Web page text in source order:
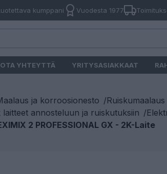
kumppani Vuodesta 1977
OTA YHTEYTTÄ YRITYSASIAKKAAT
ja korroosionesto /Ruiskumaalaus
annosteluun ja ruiskutuksiin /
2 PROFESSIONAL GX - 2K-Laite